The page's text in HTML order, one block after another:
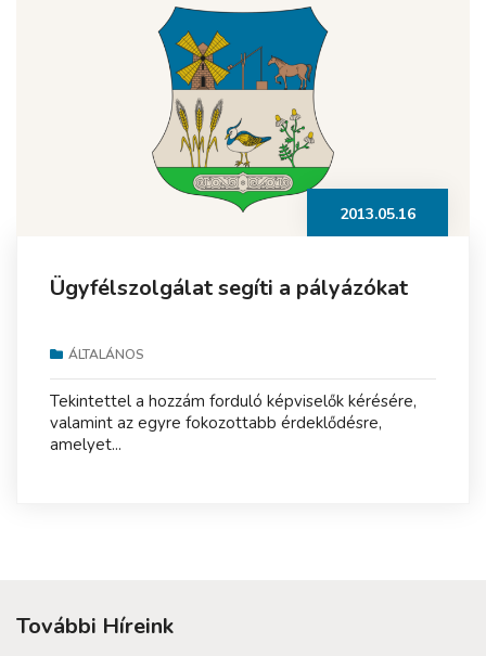
2013.05.16
Ügyfélszolgálat segíti a pályázókat
ÁLTALÁNOS
Tekintettel a hozzám forduló képviselők kérésére,
valamint az egyre fokozottabb érdeklődésre,
amelyet...
További Híreink